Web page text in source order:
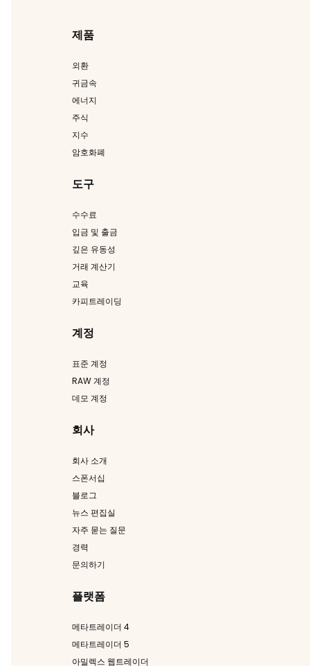
제품
외환
귀금속
에너지
주식
지수
암호화폐
도구
수수료
입금 및 출금
깊은 유동성
거래 계산기
교육
카피트레이딩
계정
표준 계정
RAW 계정
데모 계정
회사
회사 소개
스폰서십
블로그
뉴스 편집실
자주 묻는 질문
경력
문의하기
플랫폼
메타트레이더 4
메타트레이더 5
아밀렉스 웹트레이더